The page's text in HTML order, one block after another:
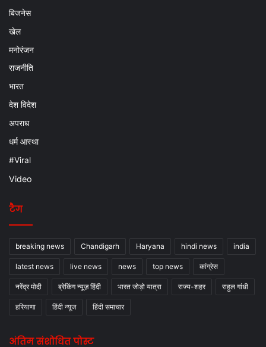
बिजनेस
खेल
मनोरंजन
राजनीति
भारत
देश विदेश
अपराध
धर्म आस्था
#Viral
Video
टैग
breaking news Chandigarh Haryana hindi news india
latest news live news news top news कांग्रेस
नरेंद्र मोदी ब्रेकिंग न्यूज़ हिंदी भारत जोड़ो यात्रा राज्य-शहर राहुल गांधी
हरियाणा हिंदी न्यूज हिंदी समाचार
अंतिम संशोधित पोस्ट